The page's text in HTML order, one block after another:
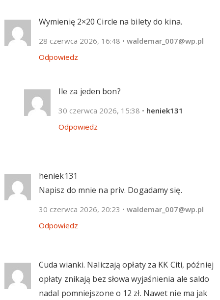
Wymienię 2×20 Circle na bilety do kina.
28 czerwca 2026, 16:48 • waldemar_007@wp.pl
Odpowiedz
Ile za jeden bon?
30 czerwca 2026, 15:38 • heniek131
Odpowiedz
heniek131
Napisz do mnie na priv. Dogadamy się.
30 czerwca 2026, 20:23 • waldemar_007@wp.pl
Odpowiedz
Cuda wianki. Naliczają opłaty za KK Citi, później
opłaty znikają bez słowa wyjaśnienia ale saldo
nadal pomniejszone o 12 zł. Nawet nie ma jak